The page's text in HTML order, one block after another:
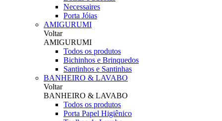
Necessaires
Porta Jóias
AMIGURUMI
Voltar
AMIGURUMI
Todos os produtos
Bichinhos e Brinquedos
Santinhos e Santinhas
BANHEIRO & LAVABO
Voltar
BANHEIRO & LAVABO
Todos os produtos
Porta Papel Higiênico